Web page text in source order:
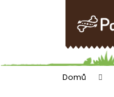
Domů
k
obchodu
obchodu